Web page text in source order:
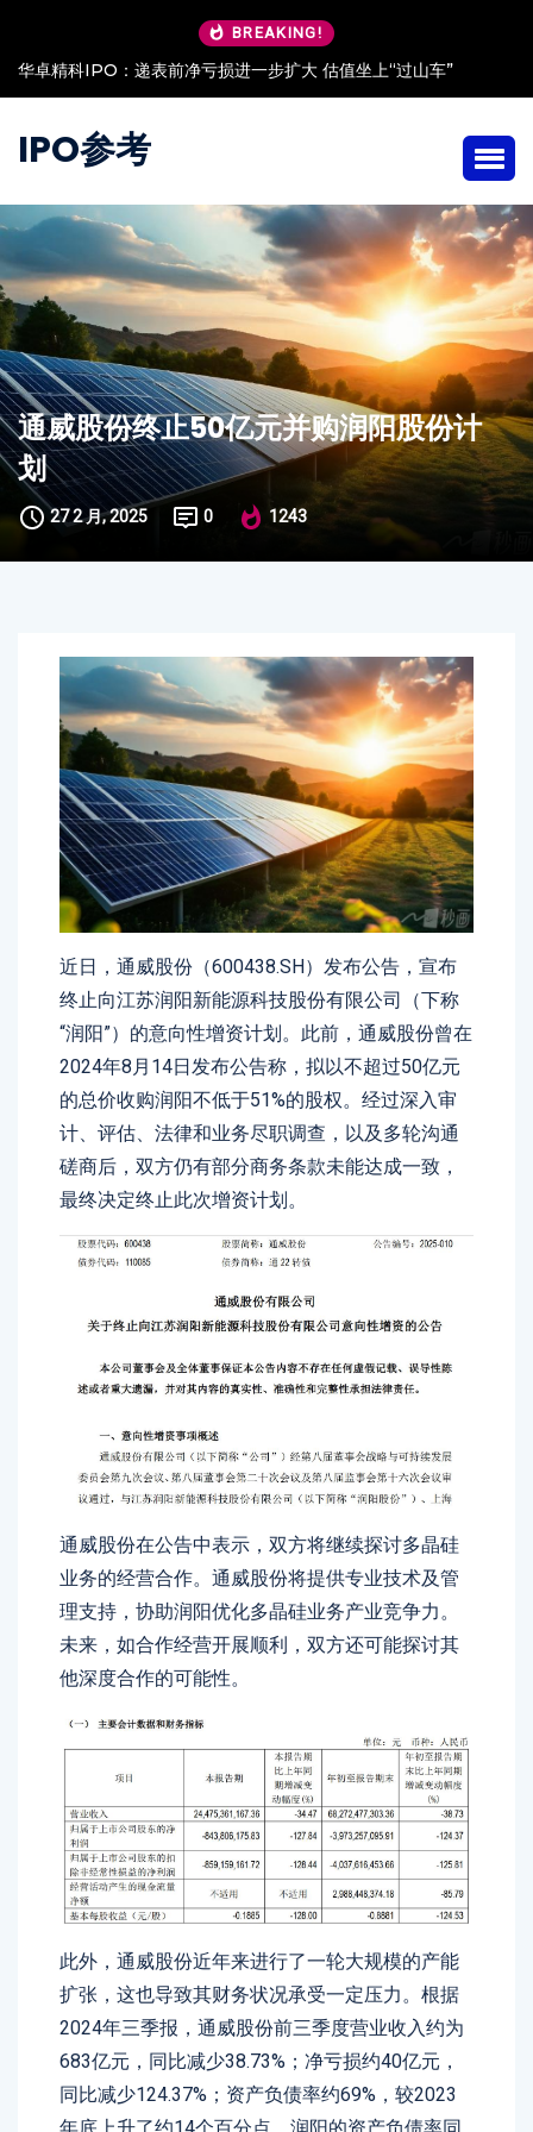
BREAKING!
前净亏损进一步扩大 估值坐上“过山车” 安澜万锦IPO：客户
IPO参考
通威股份终止50亿元并购润阳股份计
划
27 2 月, 2025 0 1243
近日，通威股份（600438.SH）发布公告，宣布
终止向江苏润阳新能源科技股份有限公司（下称
“润阳”）的意向性增资计划。此前，通威股份曾在
2024年8月14日发布公告称，拟以不超过50亿元
的总价收购润阳不低于51%的股权。经过深入审
计、评估、法律和业务尽职调查，以及多轮沟通
磋商后，双方仍有部分商务条款未能达成一致，
最终决定终止此次增资计划。
通威股份在公告中表示，双方将继续探讨多晶硅
业务的经营合作。通威股份将提供专业技术及管
理支持，协助润阳优化多晶硅业务产业竞争力。
未来，如合作经营开展顺利，双方还可能探讨其
他深度合作的可能性。
此外，通威股份近年来进行了一轮大规模的产能
扩张，这也导致其财务状况承受一定压力。根据
2024年三季报，通威股份前三季度营业收入约为
683亿元，同比减少38.73%；净亏损约40亿元，
同比减少124.37%；资产负债率约69%，较2023